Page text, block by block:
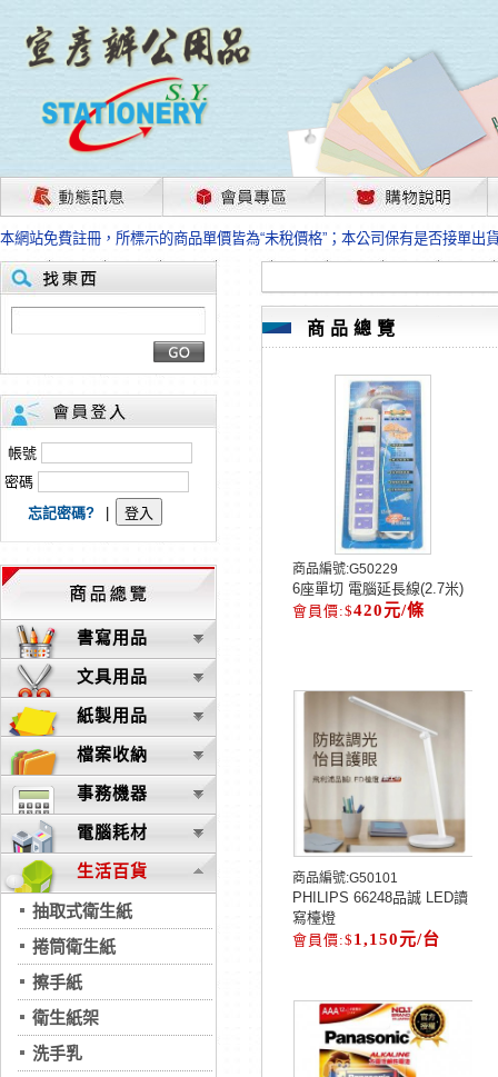
茲因國際情勢變化石油及塑化原物料波動漲幅甚大，部份上游供應商已採取
本網站免費註冊，所標示的商品單價皆為“未稅價格”；本公司保有是否接單出
HP、EPSON、CANON原廠耗材價格浮動，下單前請先跟客服人員確認最新
本網站免費註冊，所標示的商品單價皆為“未稅價格”；本公司保有是否接單出
匯款客戶請注意！因商品繁複來不及發現短缺，遂待客服人員跟您確認訂單
本網站免費註冊，所標示的商品單價皆為“未稅價格”；本公司保有是否接單出
茲因國際情勢變化石油及塑化原物料波動漲幅甚大，部份上游供應商已採取
本網站免費註冊，所標示的商品單價皆為“未稅價格”；本公司保有是否接單出
HP、EPSON、CANON原廠耗材價格浮動，下單前請先跟客服人員確認最新
本網站免費註冊，所標示的商品單價皆為“未稅價格”；本公司保有是否接單出
匯款客戶請注意！因商品繁複來不及發現短缺，遂待客服人員跟您確認訂單
本網站免費註冊，所標示的商品單價皆為“未稅價格”；本公司保有是否接單出
帳號
密碼
忘記密碼?
書寫用品
文具用品
紙製用品
檔案收納
事務機器
電腦耗材
生活百貨
抽取式衛生紙
捲筒衛生紙
擦手紙
衛生紙架
洗手乳
商品總覽
商品編號:G50229
6座單切 電腦延長線(2.7米)
420元/條
商品編號:G50101
PHILIPS 66248品誠 LED讀
寫檯燈
1,150元/台